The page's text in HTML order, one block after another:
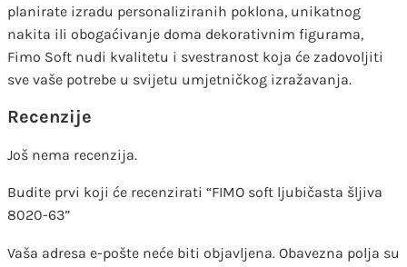
planirate izradu personaliziranih poklona, unikatnog
nakita ili obogaćivanje doma dekorativnim figurama,
Fimo Soft nudi kvalitetu i svestranost koja će zadovoljiti
sve vaše potrebe u svijetu umjetničkog izražavanja.
Recenzije
Još nema recenzija.
Budite prvi koji će recenzirati “FIMO soft ljubičasta šljiva
8020-63”
Vaša adresa e-pošte neće biti objavljena. Obavezna polja su